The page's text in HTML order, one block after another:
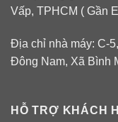
Vấp, TPHCM ( Gần
Địa chỉ nhà máy: C-
Đông Nam, Xã Bình
HỖ TRỢ KHÁCH